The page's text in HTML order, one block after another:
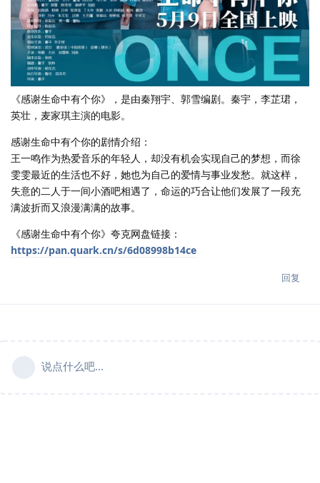
《感谢生命中有个你》，是由秦翔宇、郭雪编剧。秦宇，李芷珺，
英壮，麦家琪主演的电影。
感谢生命中有个你的剧情介绍：
王一鸣作为热爱音乐的年轻人，却没有机会实现自己的梦想，而徐
雯雯最近的生活也不好，她也为自己的爱情与事业发愁。就这样，
失意的二人于一间小酒吧相遇了，命运的巧合让他们发展了一段充
满波折而又浪漫满满的故事。
《感谢生命中有个你》夸克网盘链接：
https://pan.quark.cn/s/6d08998b14ce
回复
说点什么吧...